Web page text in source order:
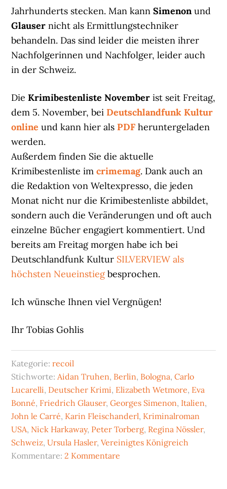
Jahrhunderts stecken. Man kannSimenonund
Glauser nicht als Ermittlungstechniker
behandeln. Das sind leider die meisten ihrer
Nachfolgerinnen und Nachfolger, leider auch
in der Schweiz.
DieKrimibestenliste November ist seit Freitag,
dem 5. November, bei Deutschlandfunk Kultur
online und kann hier als PDF heruntergeladen
werden.
Außerdem finden Sie die aktuelle
Krimibestenliste imcrimemag. Dank auch an
die Redaktion von Weltexpresso, die jeden
Monat nicht nur die Krimibestenliste abbildet,
sondern auch die Veränderungen und oft auch
einzelne Bücher engagiert kommentiert. Und
bereits am Freitag morgen habe ich bei
Deutschlandfunk Kultur SILVERVIEW als
höchsten Neueinstiegbesprochen.
Ich wünsche Ihnen viel Vergnügen!
Ihr Tobias Gohlis
Kategorie:recoil
Stichworte:Aidan Truhen, Berlin, Bologna,Carlo
Lucarelli, Deutscher Krimi, Elizabeth Wetmore, Eva
Bonné, Friedrich Glauser,Georges Simenon, Italien,
John le Carré, Karin Fleischanderl, Kriminalroman
USA, Nick Harkaway, Peter Torberg, Regina Nössler,
Schweiz,Ursula Hasler,Vereinigtes Königreich
Kommentare:2 Kommentare